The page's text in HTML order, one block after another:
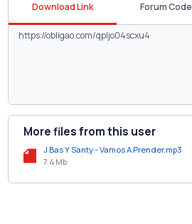
Download Link Forum Code
More files from this user
J Bas Y Santy - Vamos A Prender.mp3
7.4 Mb